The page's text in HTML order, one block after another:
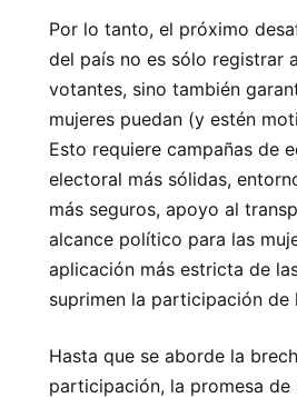
Por lo tanto, el próximo
del país no es sólo registrar
votantes, sino también
mujeres puedan (y estén
Esto requiere campañas de
electoral más sólidas,
más seguros, apoyo al
alcance político para las
aplicación más estricta de
suprimen la participación de
Hasta que se aborde la
participación, la promesa de